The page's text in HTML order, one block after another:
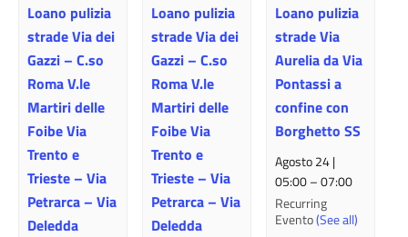
Loano pulizia
strade Via dei
Gazzi – C.so
Roma V.le
Martiri delle
Foibe Via
Trento e
Trieste – Via
Petrarca – Via
Deledda
Loano pulizia
strade Via dei
Gazzi – C.so
Roma V.le
Martiri delle
Foibe Via
Trento e
Trieste – Via
Petrarca – Via
Deledda
Loano pulizia
strade Via
Aurelia da Via
Pontassi a
confine con
Borghetto SS
Agosto 24 |
05:00–07:00
Recurring
Evento(See all)